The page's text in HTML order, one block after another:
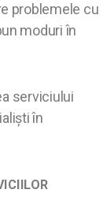
problemele cu
moduri în
serviciului
în